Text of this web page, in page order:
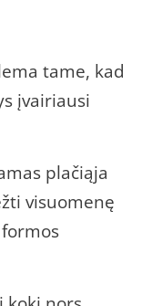
tame, kad
įvairiausi
plačiąja
visuomenę